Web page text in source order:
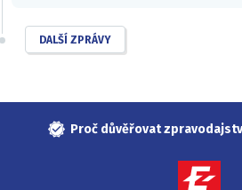
DALŠÍ ZPRÁVY
Proč důvěřovat